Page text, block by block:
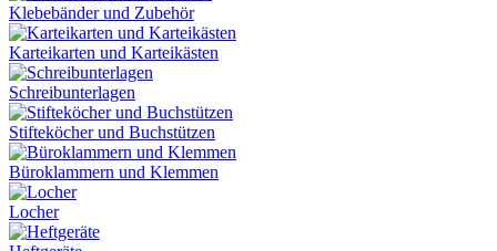
Klebebänder und Zubehör
Karteikarten und Karteikästen
Schreibunterlagen
Stifteköcher und Buchstützen
Büroklammern und Klemmen
Locher